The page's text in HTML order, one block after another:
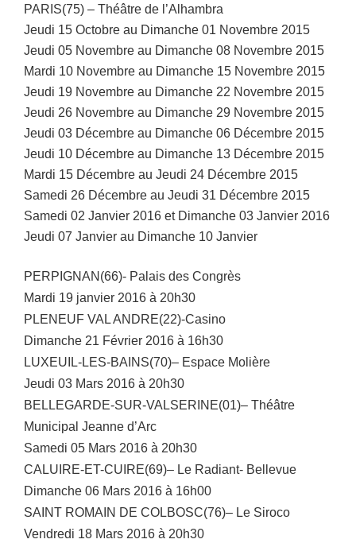
PARIS(75) – Théâtre de l’Alhambra
Jeudi 15 Octobre au Dimanche 01 Novembre 2015
Jeudi 05 Novembre au Dimanche 08 Novembre 2015
Mardi 10 Novembre au Dimanche 15 Novembre 2015
Jeudi 19 Novembre au Dimanche 22 Novembre 2015
Jeudi 26 Novembre au Dimanche 29 Novembre 2015
Jeudi 03 Décembre au Dimanche 06 Décembre 2015
Jeudi 10 Décembre au Dimanche 13 Décembre 2015
Mardi 15 Décembre au Jeudi 24 Décembre 2015
Samedi 26 Décembre au Jeudi 31 Décembre 2015
Samedi 02 Janvier 2016 et Dimanche 03 Janvier 2016
Jeudi 07 Janvier au Dimanche 10 Janvier
PERPIGNAN(66)- Palais des Congrès
Mardi 19 janvier 2016 à 20h30
PLENEUF VAL ANDRE(22)-Casino
Dimanche 21 Février 2016 à 16h30
LUXEUIL-LES-BAINS(70)– Espace Molière
Jeudi 03 Mars 2016 à 20h30
BELLEGARDE-SUR-VALSERINE(01)– Théâtre
Municipal Jeanne d’Arc
Samedi 05 Mars 2016 à 20h30
CALUIRE-ET-CUIRE(69)– Le Radiant- Bellevue
Dimanche 06 Mars 2016 à 16h00
SAINT ROMAIN DE COLBOSC(76)– Le Siroco
Vendredi 18 Mars 2016 à 20h30